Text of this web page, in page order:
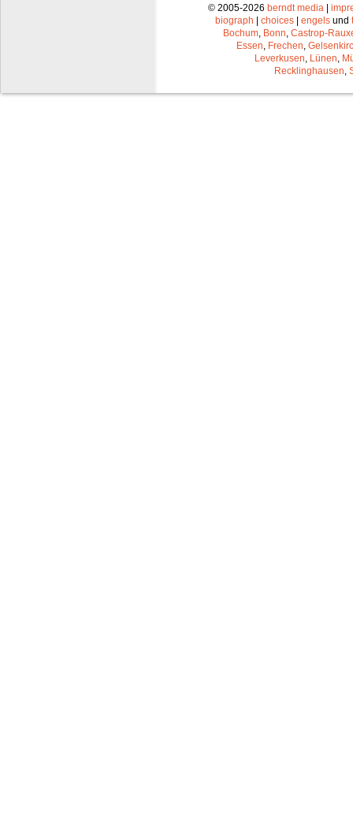
© 2005-2026 berndt media|
biograph
choices engels und
Bochum, Bonn, Castrop-
Essen, Frechen,
Leverkusen, Lünen,
Recklinghausen,